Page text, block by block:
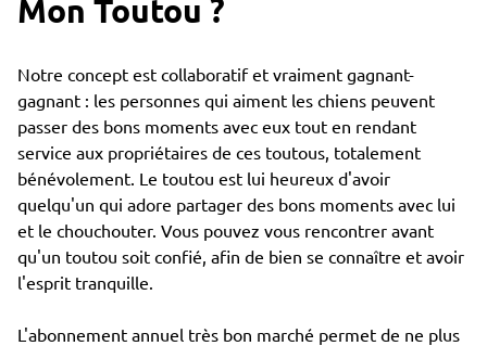
Mon Toutou ?
Notre concept est collaboratif et vraiment gagnant-
gagnant : les personnes qui aiment les chiens peuvent
passer des bons moments avec eux tout en rendant
service aux propriétaires de ces toutous, totalement
bénévolement. Le toutou est lui heureux d'avoir
quelqu'un qui adore partager des bons moments avec lui
et le chouchouter. Vous pouvez vous rencontrer avant
qu'un toutou soit confié, afin de bien se connaître et avoir
l'esprit tranquille.
L'abonnement annuel très bon marché permet de ne plus